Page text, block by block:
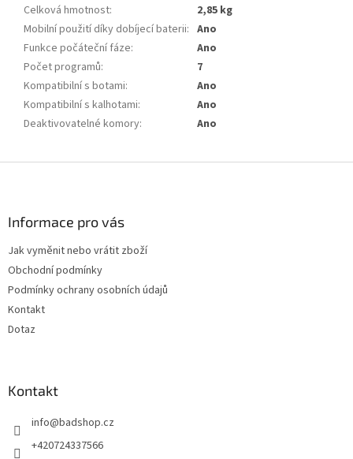
Celková hmotnost:
2,85 kg
Mobilní použití díky dobíjecí baterii: Ano
Funkce počáteční fáze:
Ano
Počet programů:
7
Kompatibilní s botami:
Ano
Kompatibilní s kalhotami:
Ano
Deaktivovatelné komory: Ano
Informace pro vás
Jak vyměnit nebo vrátit zboží
Obchodní podmínky
Podmínky ochrany osobních údajů
Kontakt
Dotaz
Kontakt
info@badshop.cz
+420724337566